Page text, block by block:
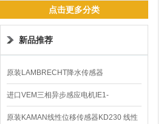
点击更多分类
新品推荐
原装LAMBRECHT降水传感器
00.14575.20气象仪
进口VEM三相异步感应电机IE1-
K21R80G4马达
原装KAMAN线性位移传感器KD230 线性